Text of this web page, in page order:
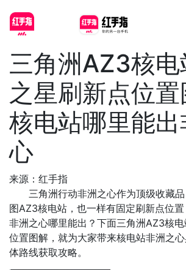
三角洲AZ3核电
之星刷新点位置
核电站哪里能出
心
来源：红手指
三角洲行动非洲之心作为顶级收藏品
图AZ3核电站，也一样有固定刷新点位
非洲之心哪里能出？下面三角洲AZ3核
位置图解，就为大家带来核电站非洲之
体路线获取攻略。